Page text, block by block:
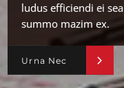
ludus efficiendi ei sea
summo mazim ex.
Urna Nec